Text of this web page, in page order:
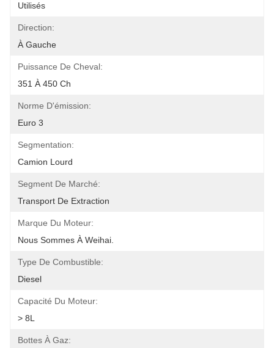
Utilisés
Direction:
À Gauche
Puissance De Cheval:
351 À 450 Ch
Norme D'émission:
Euro 3
Segmentation:
Camion Lourd
Segment De Marché:
Transport De Extraction
Marque Du Moteur:
Nous Sommes À Weihai.
Type De Combustible:
Diesel
Capacité Du Moteur:
> 8L
Bottes À Gaz: